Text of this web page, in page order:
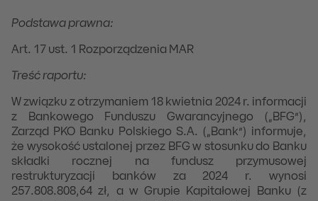
Podstawa prawna:
Art. 17 ust. 1 Rozporządzenia MAR
Treść raportu:
W związku z otrzymaniem 18 kwietnia 2024 r. informacji
z Bankowego Funduszu Gwarancyjnego („BFG”),
Zarząd PKO Banku Polskiego S.A. („Bank”) informuje,
że wysokość ustalonej przez BFG w stosunku do Banku
składki rocznej na fundusz przymusowej
restrukturyzacji banków za 2024 r. wynosi
257.808.808,64 zł, a w Grupie Kapitałowej Banku (z